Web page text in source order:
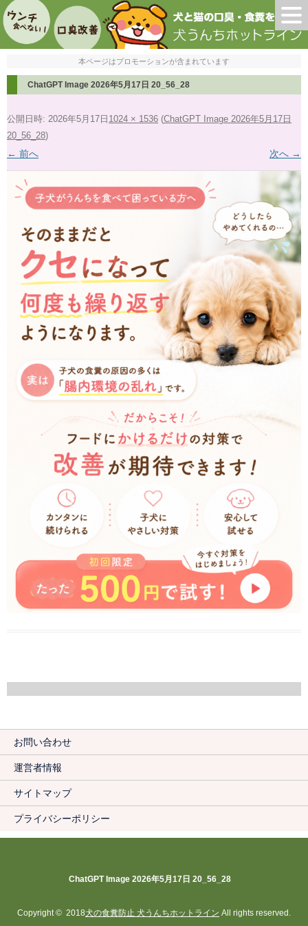
本ページはプロモーションが含まれています
ChatGPT Image 2026年5月17日 20_56_28
公開日時: 2026年5月17日 1024 × 1536 (ChatGPT Image 2026年5月17日
20_56_28)
← 前へ 次へ →
お問い合わせ
運営者情報
サイトマップ
プライバシーポリシー
ChatGPT Image 2026年5月17日 20_56_28
Copyright © 2018犬の食糞防止 犬うんちホットライン All rights reserved.